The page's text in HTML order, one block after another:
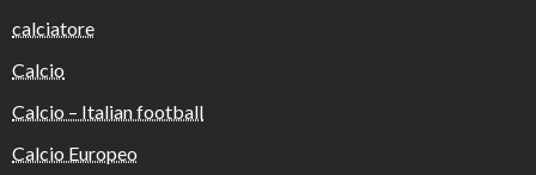
calciatore
Calcio
Calcio – Italian football
Calcio Europeo